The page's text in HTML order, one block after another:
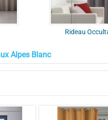
Rideau
Alpes Blanc